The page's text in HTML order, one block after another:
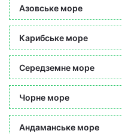
Азовське море
Карибське море
Середземне море
Чорне море
Андаманське море